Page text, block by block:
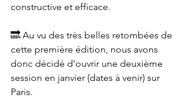
constructive et efficace.
🔜 Au vu des très belles retombées de
cette première édition, nous avons
donc décidé d’ouvrir une deuxième
session en janvier (dates à venir) sur
Paris.